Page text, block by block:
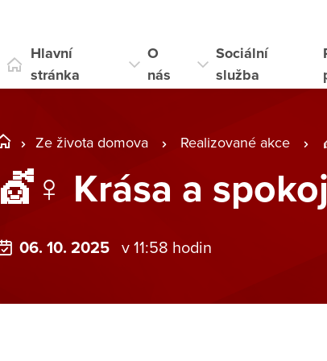
Hlavní
stránka
O
nás
Sociální
služba
Ze života domova Realizované akce
💇♀️ Krása a
06. 10. 2025 v 11:58 hodin